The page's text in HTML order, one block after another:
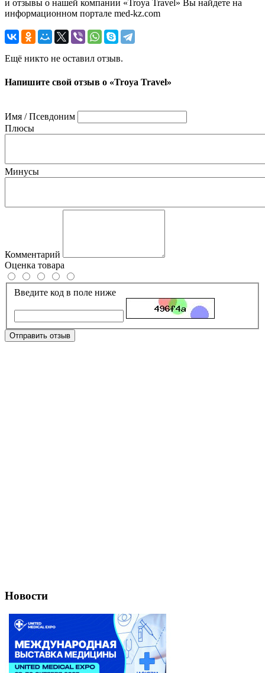
и отзывы о нашей компании «Troya Travel» Вы найдете на
информационном портале med-kz.com
Ещё никто не оставил отзыв.
Напишите свой отзыв о «Troya Travel»
Имя / Псевдоним
Плюсы
Минусы
Комментарий
Оценка товара
Введите код в поле ниже
Отправить отзыв
Новости